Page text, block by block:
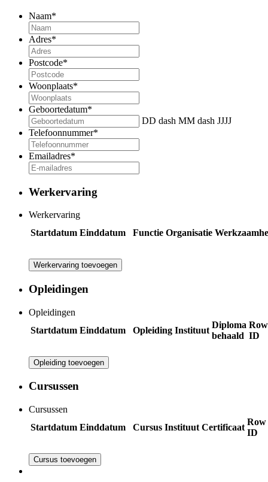
Naam*
Adres*
Postcode*
Woonplaats*
Geboortedatum*
DD dash MM dash JJJJ
Telefoonnummer*
Emailadres*
Werkervaring
Werkervaring
Startdatum Einddatum Functie Organisatie
Werkervaring toevoegen
Opleidingen
Opleidingen
Startdatum Einddatum Opleiding Instituut
Diploma
behaald
Row
ID
Opleiding toevoegen
Cursussen
Cursussen
Startdatum Einddatum Cursus Instituut Certificaat
Row
ID
Cursus toevoegen